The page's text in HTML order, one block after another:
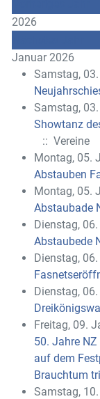
2026
Januar 2026
Samstag,
Samstag,
Showtanz
:: Vereine
Montag, 05.
Abstauben
Montag, 05.
Abstaubade
Dienstag,
Abstaubede
Dienstag,
Dienstag,
Freitag, 09.
50. Jahre
auf dem
Brauchtum
Samstag,